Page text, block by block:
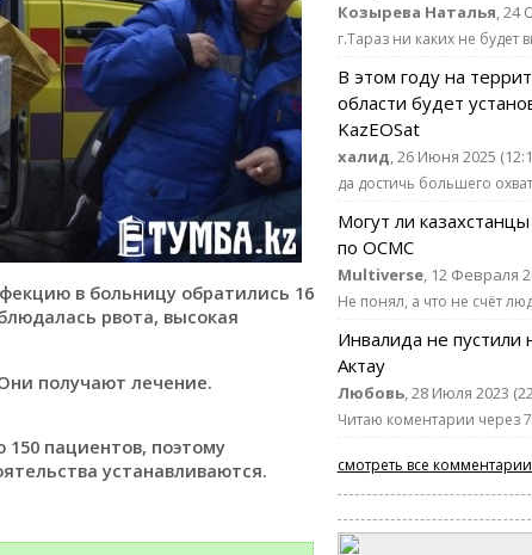
в больницу обратились 16
рвота, высокая
получают лечение.
пациентов, поэтому
устанавливаются.
Козырева Наталья, 24
г.Тараз ни каких не будет
В этом году на
области будет
KazEOSat
халид, 26 Июня 2025
да достичь большего
Могут ли
по ОСМС
Multiverse, 12 Февраля
Не понял, а что не счёт
Инвалида не пустили
Актау
Любовь, 28 Июля 2023
Читаю коментарии через
смотреть все